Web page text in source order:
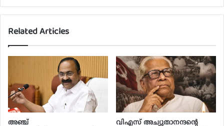
Related Articles
അഞ്ച്
വിഎസ് അച്യുതാനന്ദന്റെ